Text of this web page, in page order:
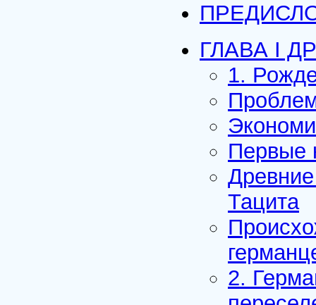
ГЛАВА I
1.
Первые
Тацита
2.